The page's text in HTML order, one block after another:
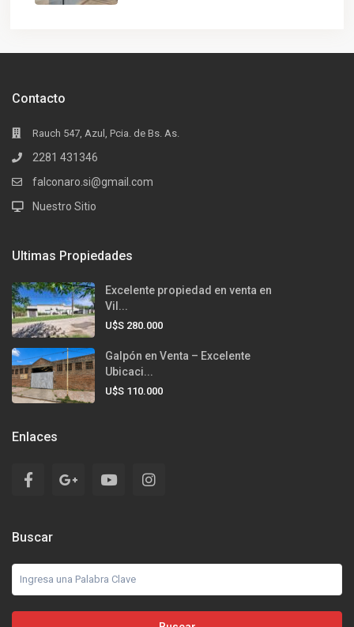
Contacto
Rauch 547, Azul, Pcia. de Bs. As.
2281 431346
falconaro.si@gmail.com
Nuestro Sitio
Ultimas Propiedades
Excelente propiedad en venta en
Vil...
U$S 280.000
Galpón en Venta – Excelente
Ubicaci...
U$S 110.000
Enlaces
Buscar